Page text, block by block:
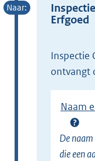
Erfgoed
Inspectie Overheidsinformatie en Erfgoed
ontvangt
Naam
De
die een